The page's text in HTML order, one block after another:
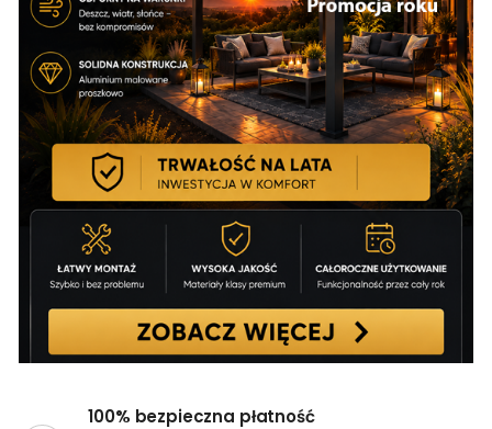
100% bezpieczna płatność